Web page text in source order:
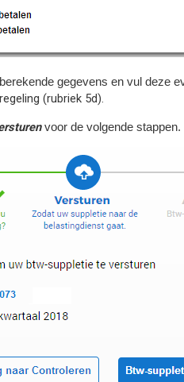
gegevens en vul deze
(rubriek 5d).
voor de volgende stappen.